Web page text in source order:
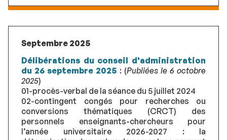
Septembre 2025
Délibérations du conseil d'administration
du 26 septembre 2025 : (Publiées le 6 octobre
2025)
01-procès-verbal de la séance du 5 juillet 2024
02-contingent congés pour recherches ou
conversions thématiques (CRCT) des
personnels enseignants-chercheurs pour
l’année universitaire 2026-2027 : la